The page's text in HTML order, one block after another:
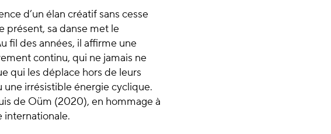
d’un élan créatif sans cesse
présent, sa danse met le
fil des années, il affirme une
continu, qui ne jamais ne
qui les déplace hors de leurs
irrésistible énergie cyclique.
de Oüm (2020), en hommage à
internationale.